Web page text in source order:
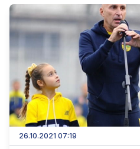
26.10.2021 07:19